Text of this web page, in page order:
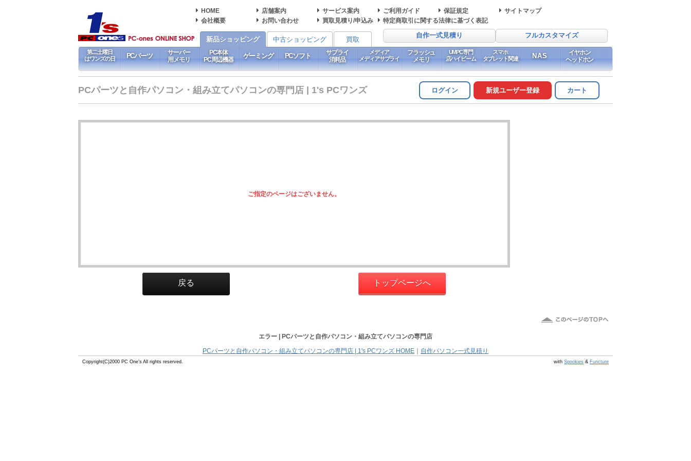
HOME 店舗案内 サービス案内 ご利用ガイド 保証規定
サイトマップ
会社概要
お問い合わせ 買取見積り/申込み 特定商取引に関する法律に基づく表記
自作一式見積り フルカスタマイズ
新品ショッピング 中古ショッピング 買取
第二土曜日
はワンズの日
PCパーツ
サーバー
用メモリ
PC本体
PC周辺機器
ゲーミング PCソフト
サプライ
消耗品
メディア
メディアサプライ
フラッシュ
メモリ
UMPC専門
店ハイビーム
スマホ
タブレット関連
NAS
イヤホン
ヘッドホン
PCパーツと自作パソコン・組み立てパソコンの専門店 | 1's PCワンズ ログイン 新規ユーザー登録 カート
ご指定のページはございません。
戻る トップページへ
エラー | PCパーツと自作パソコン・組み立てパソコンの専門店
PCパーツと自作パソコン・組み立てパソコンの専門店 | 1's PCワンズ HOME
自作パソコン一式見積り
Copyright(C)2000 PC One's All rights reserved. with Spookies & Functure